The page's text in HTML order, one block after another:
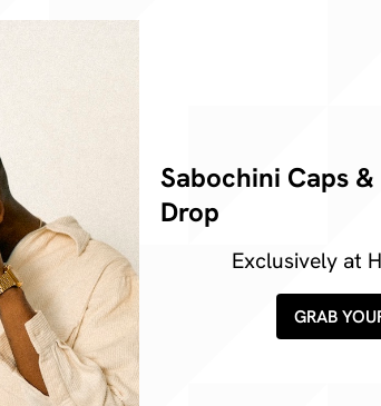
Sabochini Caps &
Drop
Exclusively at
GRAB